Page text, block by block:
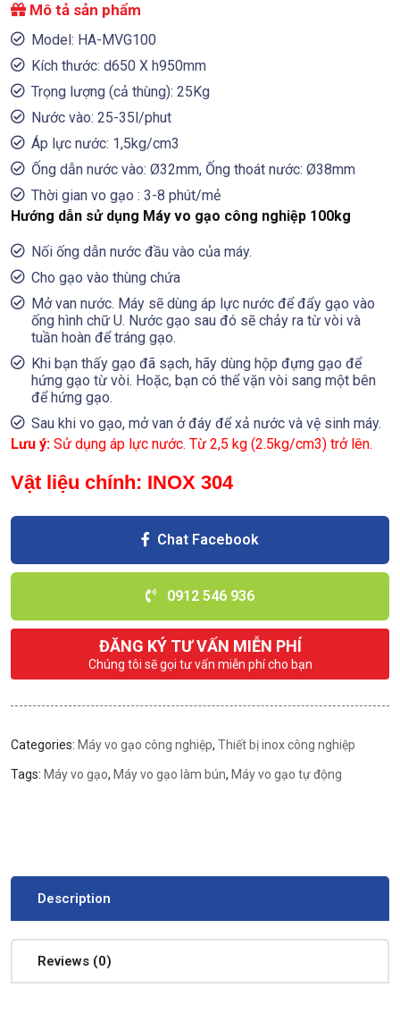
Mô tả sản phẩm
Model: HA-MVG100
Kích thước: d650 X h950mm
Trọng lượng (cả thùng): 25Kg
Nước vào: 25-35l/phut
Áp lực nước: 1,5kg/cm3
Ống dẫn nước vào: Ø32mm, Ống thoát nước: Ø38mm
Thời gian vo gạo : 3-8 phút/mẻ
Hướng dẫn sử dụng Máy vo gạo công nghiệp 100kg
Nối ống dẫn nước đầu vào của máy.
Cho gạo vào thùng chứa
Mở van nước. Máy sẽ dùng áp lực nước để đẩy gạo vào
ống hình chữ U. Nước gạo sau đó sẽ chảy ra từ vòi và
tuần hoàn để tráng gạo.
Khi bạn thấy gạo đã sạch, hãy dùng hộp đựng gạo để
hứng gạo từ vòi. Hoặc, bạn có thể vặn vòi sang một bên
để hứng gạo.
Sau khi vo gạo, mở van ở đáy để xả nước và vệ sinh máy.
Lưu ý: Sử dụng áp lực nước. Từ 2,5 kg (2.5kg/cm3) trở lên.
Vật liệu chính: INOX 304
Chat Facebook
0912 546 936
ĐĂNG KÝ TƯ VẤN MIỄN PHÍ
Chúng tôi sẽ gọi tư vấn miễn phí cho bạn
Categories: Máy vo gạo công nghiệp, Thiết bị inox công nghiệp
Tags: Máy vo gạo, Máy vo gạo làm bún, Máy vo gạo tự động
Description
Reviews (0)